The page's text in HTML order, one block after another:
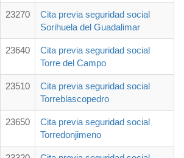
23270
Cita previa seguridad social
Sorihuela del Guadalimar
23640
Cita previa seguridad social
Torre del Campo
23510
Cita previa seguridad social
Torreblascopedro
23650
Cita previa seguridad social
Torredonjimeno